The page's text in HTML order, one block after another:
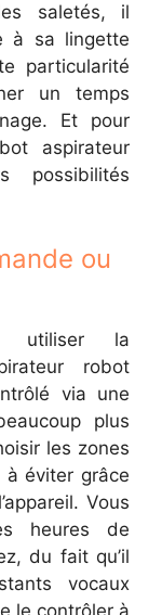
saletés, il
à sa lingette
particularité
un temps
Et pour
aspirateur
possibilités
ou
utiliser la
robot
via une
plus
les zones
éviter grâce
Vous
heures de
du fait qu’il
vocaux
le contrôler à